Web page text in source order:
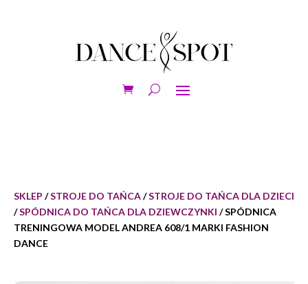
SKLEP /STROJE DO TAŃCA/STROJE DO TAŃCA DLA DZIECI
/SPÓDNICA DO TAŃCA DLA DZIEWCZYNKI / SPÓDNICA
TRENINGOWA MODEL ANDREA 608/1 MARKI FASHION
DANCE